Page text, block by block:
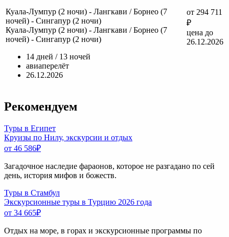
Куала-Лумпур (2 ночи) - Лангкави / Борнео (7
ночей) - Сингапур (2 ночи)
Куала-Лумпур (2 ночи) - Лангкави / Борнео (7
ночей) - Сингапур (2 ночи)
14 дней / 13 ночей
авиаперелёт
26.12.2026
от 294 711
₽
цена до
26.12.2026
Рекомендуем
Туры в Египет
Круизы по Нилу, экскурсии и отдых
от 46 586₽
Загадочное наследие фараонов, которое не разгадано по сей
день, история мифов и божеств.
Туры в Стамбул
Экскурсионные туры в Турцию 2026 года
от 34 665₽
Отдых на море, в горах и экскурсионные программы по